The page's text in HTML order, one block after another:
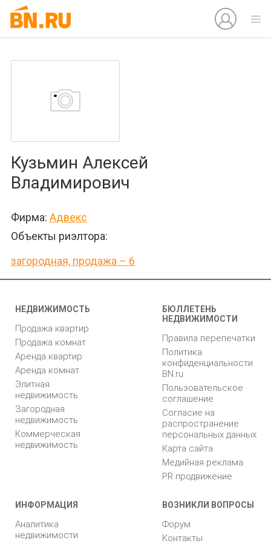
Кузьмин Алексей
Владимирович
Фирма: Адвекс
Объекты риэлтора:
загородная, продажа – 6
НЕДВИЖИМОСТЬ
Продажа квартир
Продажа комнат
Аренда квартир
Аренда комнат
Элитная
недвижимость
Загородная
недвижимость
Коммерческая
недвижимость
БЮЛЛЕТЕНЬ
НЕДВИЖИМОСТИ
Правила перепечатки
Политика
конфиденциальности
BN.ru
Пользовательское
соглашение
Согласие на
распространение
персональных данных
Карта сайта
Медийная реклама
PR продвижение
ИНФОРМАЦИЯ
Аналитика
недвижимости
ВОЗНИКЛИ ВОПРОСЫ
Форум
Контакты